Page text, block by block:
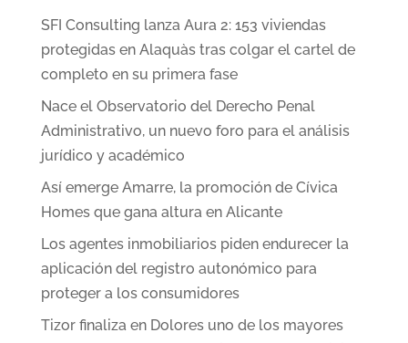
SFI Consulting lanza Aura 2: 153 viviendas
protegidas en Alaquàs tras colgar el cartel de
completo en su primera fase
Nace el Observatorio del Derecho Penal
Administrativo, un nuevo foro para el análisis
jurídico y académico
Así emerge Amarre, la promoción de Cívica
Homes que gana altura en Alicante
Los agentes inmobiliarios piden endurecer la
aplicación del registro autonómico para
proteger a los consumidores
Tizor finaliza en Dolores uno de los mayores